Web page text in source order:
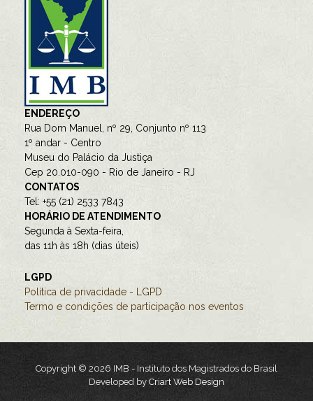
ENDEREÇO
Rua Dom Manuel, nº 29, Conjunto nº 113
1º andar - Centro
Museu do Palácio da Justiça
Cep 20.010-090 - Rio de Janeiro - RJ
CONTATOS
Tel: +55 (21) 2533 7843
HORÁRIO DE ATENDIMENTO
Segunda à Sexta-feira,
das 11h às 18h (dias úteis)
LGPD
Política de privacidade - LGPD
Termo e condições de participação nos eventos
Copyright © 2026 IMB - Instituto dos Magistrados do Brasil
Developed byCriart Web Design